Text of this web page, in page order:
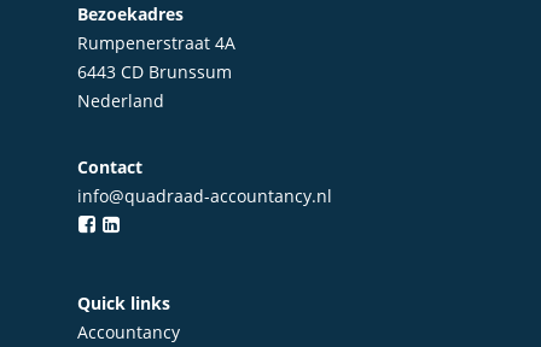
Bezoekadres
Rumpenerstraat 4A
6443 CD Brunssum
Nederland
Contact
info@quadraad-accountancy.nl
Quick links
Accountancy
Home